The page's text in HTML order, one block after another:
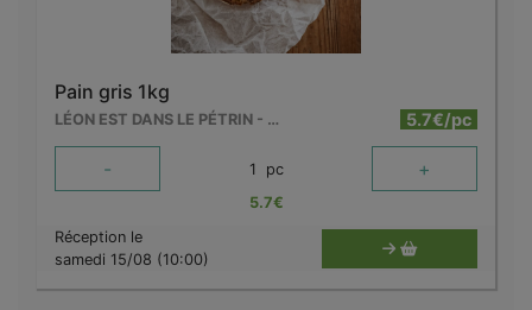
Pain gris 1kg
LÉON EST DANS LE PÉTRIN - MOUSCRON 5.7€/pc
- 1 pc +
5.7€
Réception le
samedi 15/08 (10:00)